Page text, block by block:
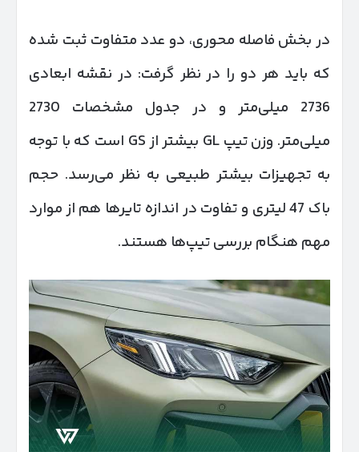
در بخش فاصله محوری، دو عدد متفاوت ثبت شده
که باید هر دو را در نظر گرفت: در نقشه ابعادی
2736 میلی‌متر و در جدول مشخصات 2730
میلی‌متر. وزن تیپ GL بیشتر از GS است که با توجه
به تجهیزات بیشتر طبیعی به نظر می‌رسد. حجم
باک 47 لیتری و تفاوت در اندازه تایرها هم از موارد
مهم هنگام بررسی تیپ‌ها هستند.